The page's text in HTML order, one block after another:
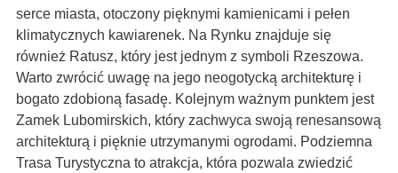
serce miasta, otoczony pięknymi kamienicami i pełen
klimatycznych kawiarenek. Na Rynku znajduje się
również Ratusz, który jest jednym z symboli Rzeszowa.
Warto zwrócić uwagę na jego neogotycką architekturę i
bogato zdobioną fasadę. Kolejnym ważnym punktem jest
Zamek Lubomirskich, który zachwyca swoją renesansową
architekturą i pięknie utrzymanymi ogrodami. Podziemna
Trasa Turystyczna to atrakcja, która pozwala zwiedzić